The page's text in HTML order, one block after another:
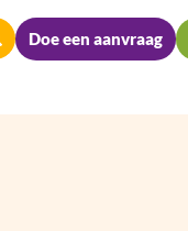
Doe een aanvraag